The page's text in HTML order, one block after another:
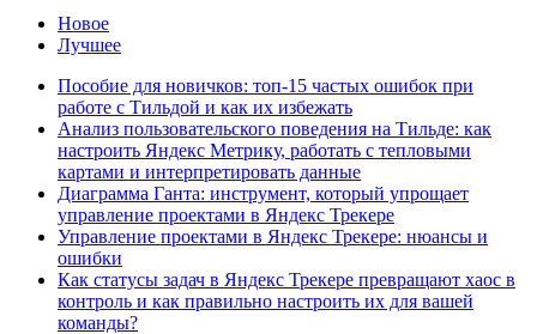
Новое
Лучшее
Пособие для новичков: топ-15 частых ошибок при
работе с Тильдой и как их избежать
Анализ пользовательского поведения на Тильде: как
настроить Яндекс Метрику, работать с тепловыми
картами и интерпретировать данные
Диаграмма Ганта: инструмент, который упрощает
управление проектами в Яндекс Трекере
Управление проектами в Яндекс Трекере: нюансы и
ошибки
Как статусы задач в Яндекс Трекере превращают хаос в
контроль и как правильно настроить их для вашей
команды?